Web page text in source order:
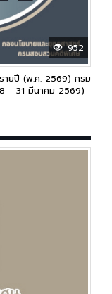
952
ายปี (พ.ศ. 2569) กรม
- 31 มีนาคม 2569)